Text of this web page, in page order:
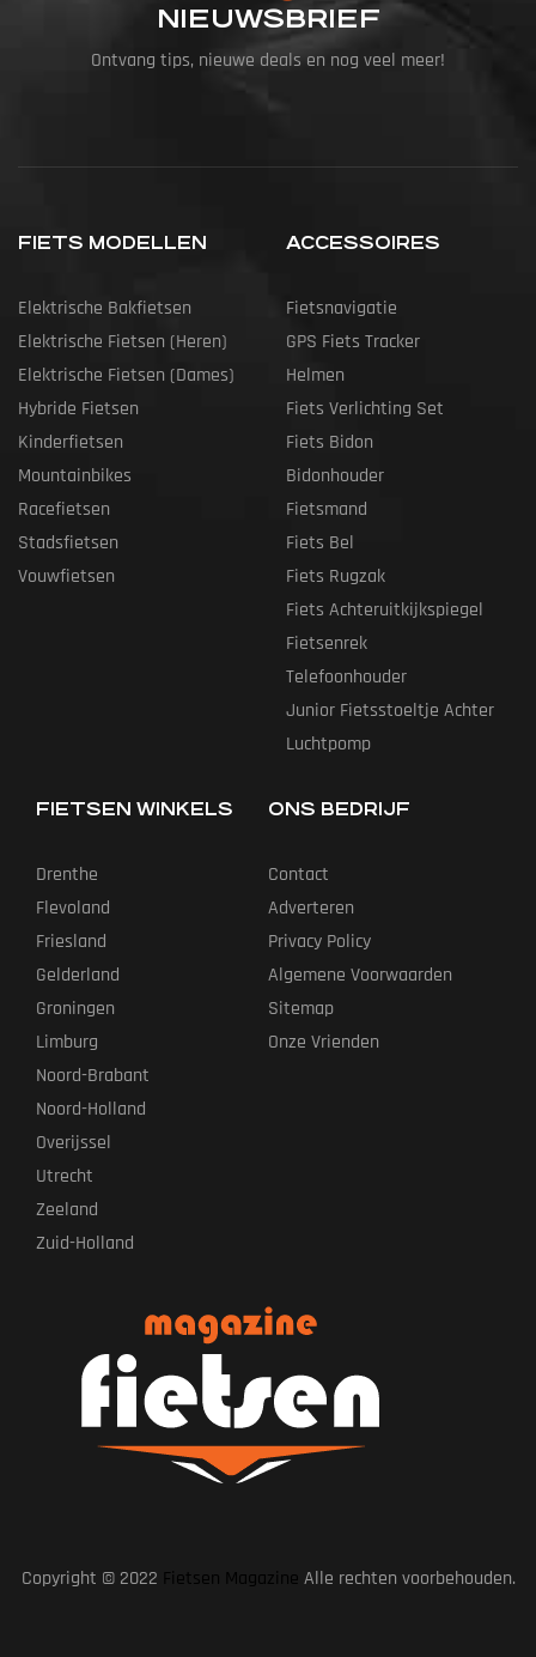
NIEUWSBRIEF
Ontvang tips, nieuwe deals en nog veel meer!
FIETS MODELLEN
Elektrische Bakfietsen
Elektrische Fietsen (heren)
Elektrische Fietsen (dames)
Hybride Fietsen
Kinderfietsen
Mountainbikes
Racefietsen
Stadsfietsen
Vouwfietsen
ACCESSOIRES
Fietsnavigatie
GPS Fiets Tracker
Helmen
Fiets Verlichting Set
Fiets Bidon
Bidonhouder
Fietsmand
Fiets Bel
Fiets Rugzak
Fiets Achteruitkijkspiegel
Fietsenrek
Telefoonhouder
Junior Fietsstoeltje Achter
Luchtpomp
FIETSEN WINKELS
Drenthe
Flevoland
Friesland
Gelderland
Groningen
Limburg
Noord-Brabant
Noord-Holland
Overijssel
Utrecht
Zeeland
Zuid-Holland
ONS BEDRIJF
Contact
Adverteren
Privacy Policy
Algemene Voorwaarden
Sitemap
Onze Vrienden
Copyright © 2022 Fietsen Magazine Alle rechten voorbehouden.